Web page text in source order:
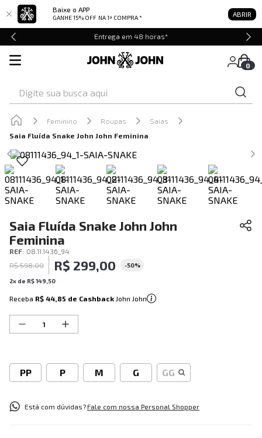
Baixe o APP
GANHE 15% OFF NA 1ª COMPRA * ABRIR
Entrega em 48 horas*
0
Feminino Roupas
Saias
Saia Fluída Snake John John Feminina
Saia Fluída Snake John John
Feminina
REF: 08.11.1436_94
R$ 598,00 R$ 299,00 -50%
2x de R$149 50
Receba R$ 44,85 de Cashback John John
PP P M G GG
Está com dúvidas?Fale com nossa Personal Shopper